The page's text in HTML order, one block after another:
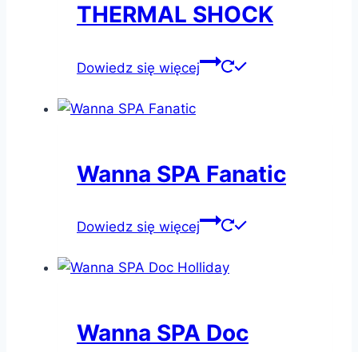
THERMAL SHOCK
Dowiedz się więcej
Wanna SPA Fanatic
Dowiedz się więcej
Wanna SPA Doc